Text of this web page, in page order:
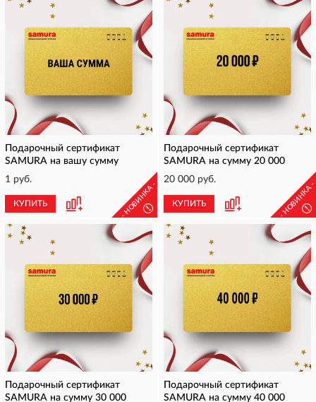
Подарочный сертификат
SAMURA на вашу сумму
1 руб.
КУПИТЬ - НОВИНКА -
!
Подарочный сертификат
SAMURA на сумму 20 000
20 000 руб.
КУПИТЬ - НОВИНКА -
!
Подарочный сертификат
SAMURA на сумму 30 000
Подарочный сертификат
SAMURA на сумму 40 000